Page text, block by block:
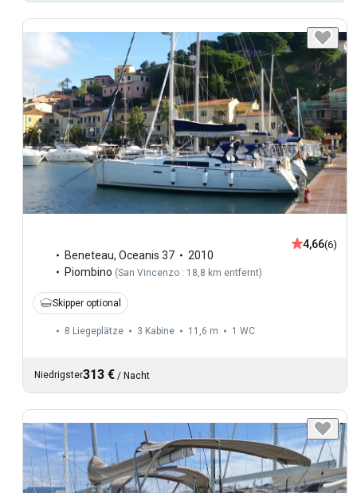
Beneteau, Oceanis 37
2010
Piombino (San Vincenzo : 18,8 km entfernt)
4,66(6)
Skipper optional
8 Liegeplätze 3 Kabine 11,6 m 1 WC
Niedrigster313 € / Nacht